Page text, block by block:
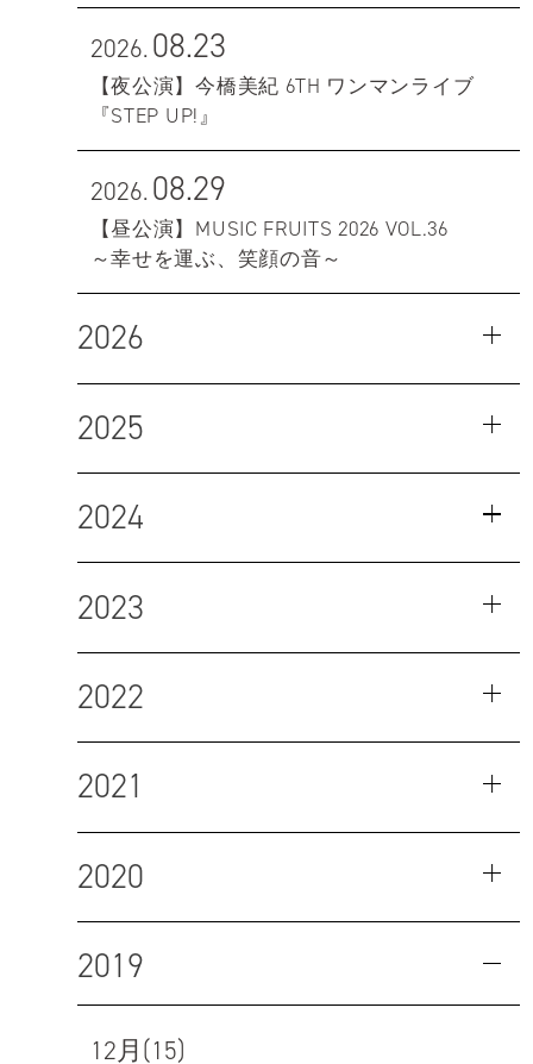
2026.08.23
【夜公演】今橋美紀 6TH ワンマンライブ
『STEP UP!』
2026.08.29
【昼公演】MUSIC FRUITS 2026 VOL.36
～幸せを運ぶ、笑顔の音～
2026
2025
2024
2023
2022
2021
2020
2019
12月(15)